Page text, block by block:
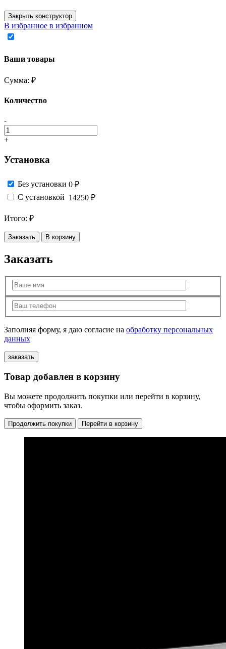
Закрыть конструктор
В избранное в избранном
Ваши товары
Сумма: ₽
Количество
-
+
Установка
Без установки 0 ₽
С установкой 14250 ₽
Итого: ₽
Заказать В корзину
Заказать
Заполняя форму, я даю согласие на обработку персональных
данных
Товар добавлен в корзину
Вы можете продолжить покупки или перейти в корзину,
чтобы оформить заказ.
Продолжить покупки Перейти в корзину